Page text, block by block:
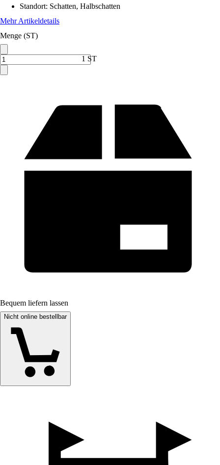
Standort: Schatten, Halbschatten
Mehr Artikeldetails
Menge (ST)
1 ST
Bequem liefern lassen
Nicht online bestellbar